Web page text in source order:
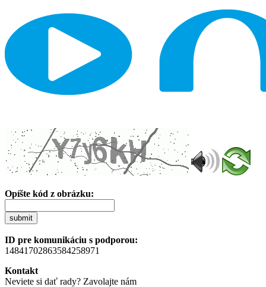
Opíšte kód z obrázku:
submit
ID pre komunikáciu s podporou:
14841702863584258971
Kontakt
Neviete si dať rady? Zavolajte nám